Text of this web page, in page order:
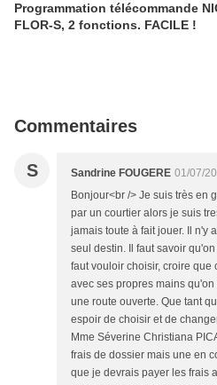
Programmation télécommande
FLOR-S, 2 fonctions. FACILE !
Commentaires
S Sandrine FOUGERE 01/07/
Bonjour<br /> Je suis très en
par un courtier alors je suis
jamais toute à fait jouer. Il n'y
seul destin. Il faut savoir
faut vouloir choisir, croire que
avec ses propres mains
une route ouverte. Que tant
espoir de choisir et de
Mme Séverine Christiana
frais de dossier mais une en
que je devrais payer les frais